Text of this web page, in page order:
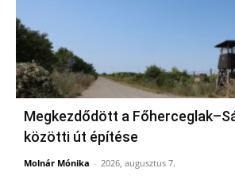
Megkezdődött a
közötti út építése
Molnár Mónika - 2026, augusztus 7.